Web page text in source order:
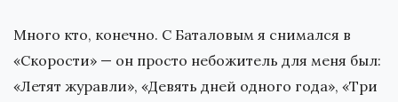
Много кто, конечно. С Баталовым я снимался в
«Скорости» — он просто небожитель для меня был:
«Летят журавли», «Девять дней одного года», «Три